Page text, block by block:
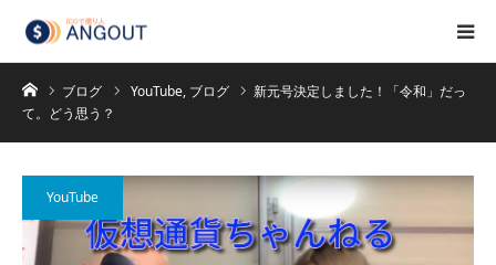
ホームブログ YouTube, ブログ
新元号決定しました！「令和」だっ
て。どう思う？
YouTube